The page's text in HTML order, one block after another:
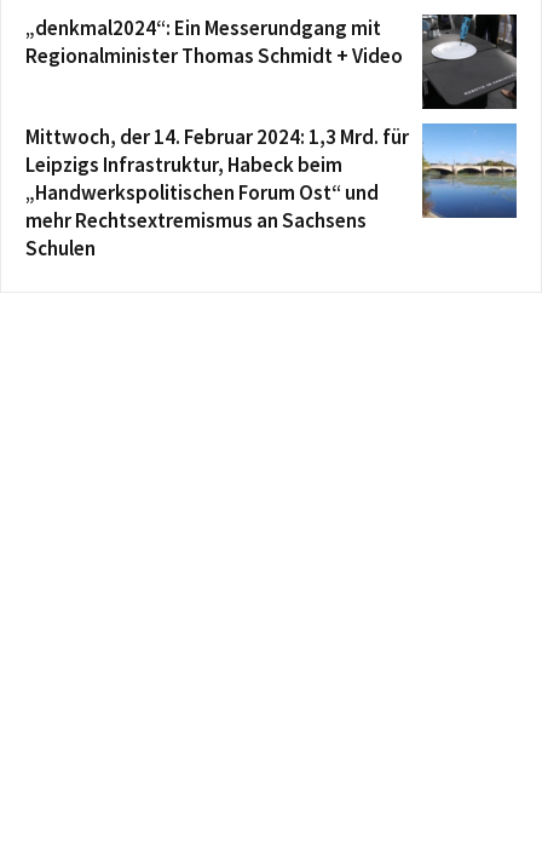
„denkmal2024“: Ein Messerundgang mit
Regionalminister Thomas Schmidt + Video
Mittwoch, der 14. Februar 2024: 1,3 Mrd. für
Leipzigs Infrastruktur, Habeck beim
„Handwerkspolitischen Forum Ost“ und
mehr Rechtsextremismus an Sachsens
Schulen